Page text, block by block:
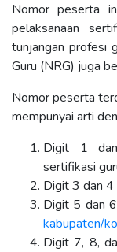
Nomor peserta
pelaksanaan
tunjangan profesi
Guru (NRG) juga
Nomor peserta
mempunyai arti
Digit 1
sertifikasi
Digit 3 dan 4
Digit 5 dan
kabupaten/
Digit 7, 8,